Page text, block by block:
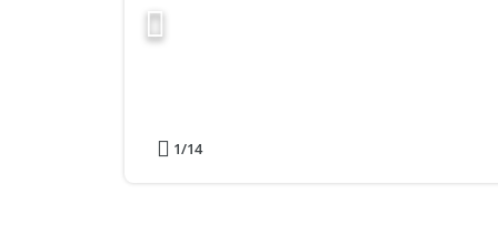
1/14